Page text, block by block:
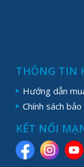
THÔNG TIN
Hướng dẫn
Chính sách
KẾT NỐI